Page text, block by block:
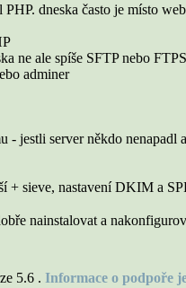
dneska často je místo
ne ale spíše SFTP nebo FTPS
adminer
- jestli server někdo nenapadl
+ sieve, nastavení DKIM a
nainstalovat a
5.6 . Informace o podpoře